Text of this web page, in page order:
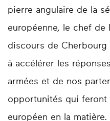
pierre angulaire de la
européenne, le chef de
discours de Cherbourg
à accélérer les
armées et de nos
opportunités qui feront
européen en la matière.